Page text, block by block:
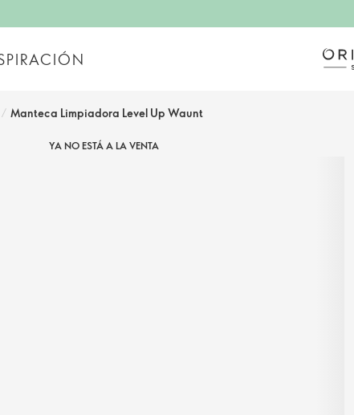
/ Manteca Limpiadora Level Up Waunt
YA NO ESTÁ A LA VENTA